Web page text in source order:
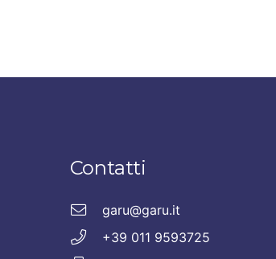
Contatti
garu@garu.it
+39 011 9593725